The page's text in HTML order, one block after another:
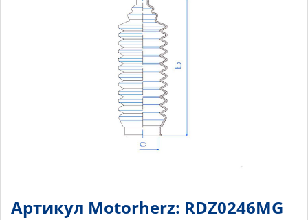
Артикул Motorherz: RDZ0246MG